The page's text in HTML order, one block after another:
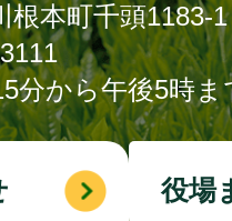
根本町千頭1183-1
分から午後5時ま
役場